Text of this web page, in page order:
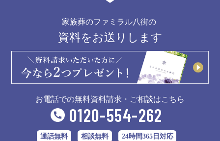
家族葬のファミラル八街の
資料をお送りします
お電話での無料資料請求・ご相談はこちら
0120-554-262
通話無料 相談無料 24時間365日対応